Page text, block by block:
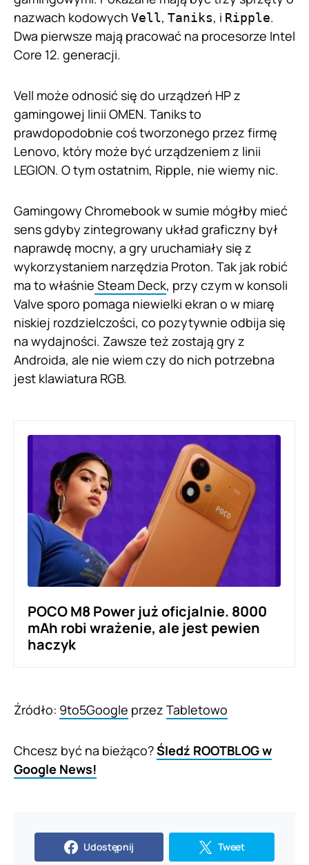
nazwach kodowych Vell, Taniks, i Ripple.
Dwa pierwsze mają pracować na procesorze Intel
Core 12. generacji.
Vell może odnosić się do urządzeń HP z
gamingowej linii OMEN. Taniks to
prawdopodobnie coś tworzonego przez firmę
Lenovo, który może być urządzeniem z linii
LEGION. O tym ostatnim, Ripple, nie wiemy nic.
Gamingowy Chromebook w sumie mógłby mieć
sens gdyby zintegrowany układ graficzny był
naprawdę mocny, a gry uruchamiały się z
wykorzystaniem narzędzia Proton. Tak jak robić
ma to właśnie Steam Deck, przy czym w konsoli
Valve sporo pomaga niewielki ekran o w miarę
niskiej rozdzielczości, co pozytywnie odbija się
na wydajności. Zawsze też zostają gry z
Androida, ale nie wiem czy do nich potrzebna
jest klawiatura RGB.
POCO M8 Power już oficjalnie. 8000
mAh robi wrażenie, ale jest pewien
haczyk
Źródło: 9to5Google przez Tabletowo
Chcesz być na bieżąco?Śledź ROOTBLOG w
Google News!
Udostępnij Tweet